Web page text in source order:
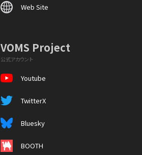
Web Site
VOMS Project
公式アカウント
Youtube
TwitterX
Bluesky
BOOTH